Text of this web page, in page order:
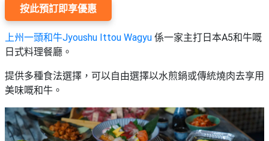
系
列
聚
及
拍
拖
餐
廳
會
蛋
糕
#
行
按此預訂即享優惠
上州一頭和牛Jyoushu Ittou Wagyu 係一家主打日本A5和牛嘅
日式料理餐廳。
提供多種食法選擇，可以自由選擇以水煎鍋或傳統燒肉去享用
美味嘅和牛。